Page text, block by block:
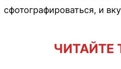
сфотографироваться, и
ЧИТАЙТЕ